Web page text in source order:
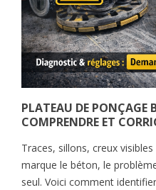
PLATEAU DE PONÇAGE
COMPRENDRE ET
Traces, sillons, creux
marque le béton, le
seul. Voici comment